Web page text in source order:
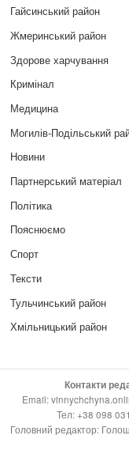
Гайсинський район
Жмеринський район
Здорове харчування
Кримінал
Медицина
Могилів-Подільський
Новини
Партнерський матеріал
Політика
Пояснюємо
Спорт
Тексти
Тульчинський район
Хмільницький район
Контакти
Email:
Тел: +38 098
Головний редактор: